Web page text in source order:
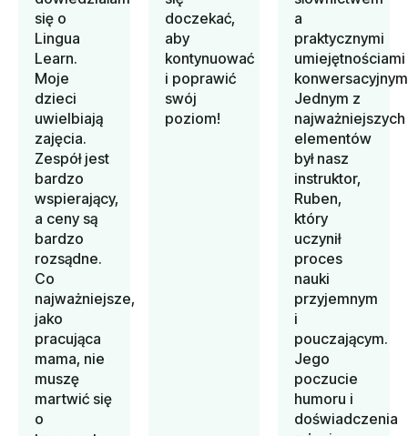
się o
Lingua
Learn.
Moje
dzieci
uwielbiają
zajęcia.
Zespół jest
bardzo
wspierający,
a ceny są
bardzo
rozsądne.
Co
najważniejsze,
jako
pracująca
mama, nie
muszę
martwić się
o
doczekać,
aby
kontynuować
i poprawić
swój
poziom!
a
praktycznymi
umiejętnościami
Jednym z
najważniejszych
elementów
był nasz
instruktor,
Ruben,
który
uczynił
proces
nauki
przyjemnym
i
pouczającym.
Jego
poczucie
humoru i
doświadczenia